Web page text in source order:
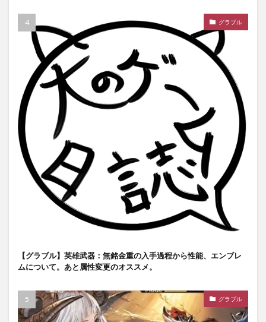
グラブル
【グラブル】英雄武器：無銘金重の入手過程から性能、エンブレ
ムについて。あと属性変更のオススメ。
グラブル